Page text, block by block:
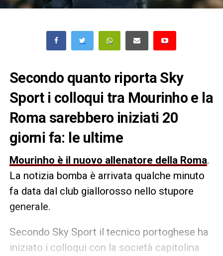
Secondo quanto riporta Sky
Sport i colloqui tra Mourinho e la
Roma sarebbero iniziati 20
giorni fa: le ultime
Mourinho è il nuovo allenatore della Roma.
La notizia bomba è arrivata qualche minuto
fa data dal club giallorosso nello stupore
generale.
Secondo Sky Sport il tecnico portoghese ha
iniziato i colloqui con la società capitolina